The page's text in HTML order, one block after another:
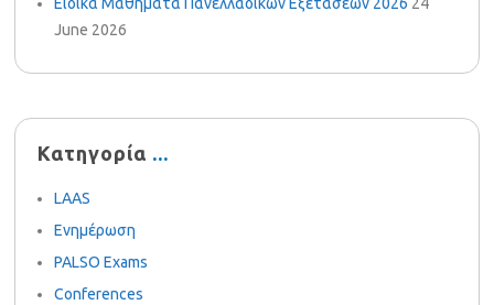
Ειδικά Μαθήματα Πανελλαδικών Εξετάσεων 2026 24
June 2026
Κατηγορία
LAAS
Ενημέρωση
PALSO Exams
Conferences